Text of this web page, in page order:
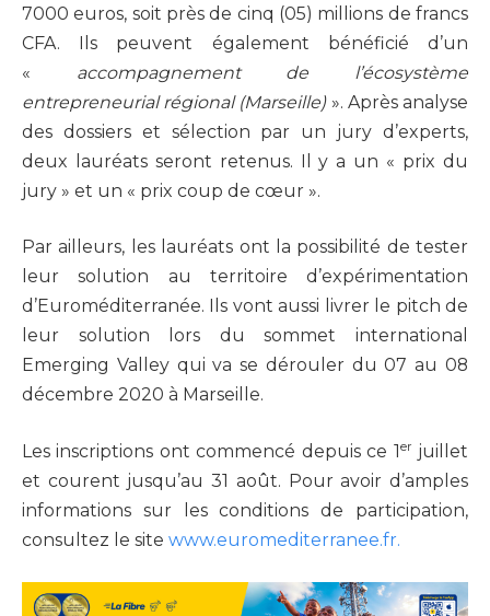
7000 euros, soit près de cinq (05) millions de francs
CFA. Ils peuvent également bénéficié d’un
« accompagnement de l’écosystème
entrepreneurial régional (Marseille)». Après analyse
des dossiers et sélection par un jury d’experts,
deux lauréats seront retenus. Il y a un « prix du
jury » et un « prix coup de cœur ».
Par ailleurs, les lauréats ont la possibilité de tester
leur solution au territoire d’expérimentation
d’Euroméditerranée. Ils vont aussi livrer le pitch de
leur solution lors du sommet international
Emerging Valley qui va se dérouler du 07 au 08
décembre 2020 à Marseille.
Les inscriptions ont commencé depuis ce 1er juillet
et courent jusqu’au 31 août. Pour avoir d’amples
informations sur les conditions de participation,
consultez le site www.euromediterranee.fr.